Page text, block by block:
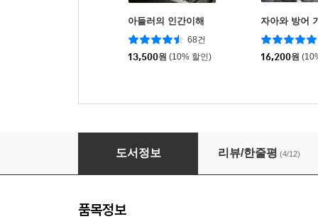
아들러의 인간이해
68건
13,500원 (10% 할인)
자아와 방어
16,200원
인간과 상징
도서정보 리뷰/한줄평 (4/12)
품목정보